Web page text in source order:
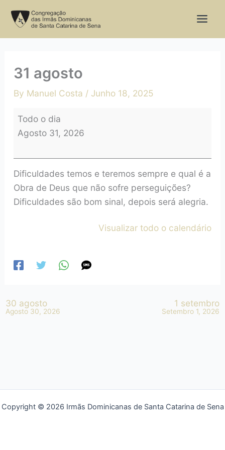
31 agosto
By Manuel Costa / Junho 18, 2025
agosto
Todo o dia
Agosto 31, 2026
Dificuldades temos e teremos sempre e qual é a
Obra de Deus que não sofre perseguições?
Dificuldades são bom sinal, depois será alegria.
Visualizar todo o calendário
30 agosto
Agosto 30, 2026
1 setembro
Setembro 1, 2026
Copyright © 2026 Irmãs Dominicanas de Santa Catarina de Sena